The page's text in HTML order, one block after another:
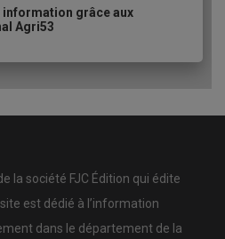
information grâce aux
Agri53
la société FJC Édition qui édite
est dédié à l’information
dans le département de la